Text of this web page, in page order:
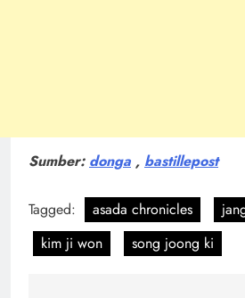
Sumber: donga , bastillepost
Tagged: asada chronicles
kim ji won
song joong ki